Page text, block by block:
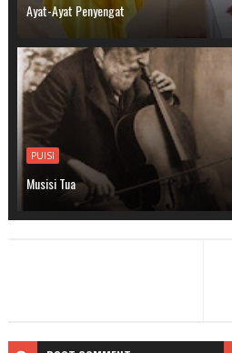
Ayat-Ayat Penyengat
PUISI
Musisi Tua